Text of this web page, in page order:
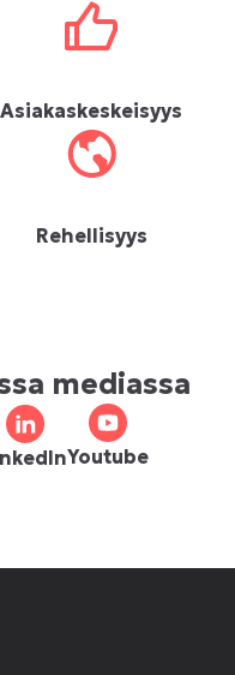
Asiakaskeskeisyys
Rehellisyys
mediassa
Youtube